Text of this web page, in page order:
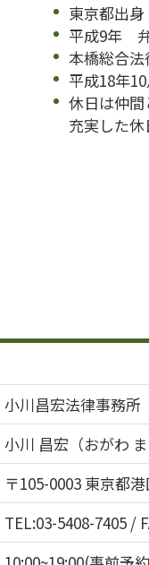
東京都出身
平成9年
本橋総合法
平成18年
休日は仲間
充実した
小川昌宏法律事務所
小川 昌宏（おがわ ま
〒105-0003 東京都
TEL:03-5408-7405 /